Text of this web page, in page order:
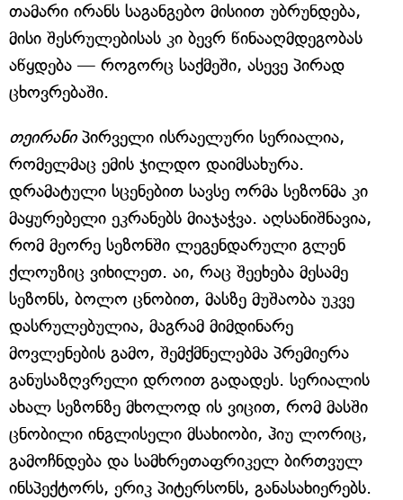
თამარი ირანს საგანგებო მისიით უბრუნდება,
მისი შესრულებისას კი ბევრ წინააღმდეგობას
აწყდება — როგორც საქმეში, ასევე პირად
ცხოვრებაში.
თეირანიპირველი ისრაელური სერიალია,
რომელმაც ემის ჯილდო დაიმსახურა.
დრამატული სცენებით სავსე ორმა სეზონმა კი
მაყურებელი ეკრანებს მიაჯაჭვა. აღსანიშნავია,
რომ მეორე სეზონში ლეგენდარული გლენ
ქლოუზიც ვიხილეთ. აი, რაც შეეხება მესამე
სეზონს, ბოლო ცნობით, მასზე მუშაობა უკვე
დასრულებულია, მაგრამ მიმდინარე
მოვლენების გამო, შემქმნელებმა პრემიერა
განუსაზღვრელი დროით გადადეს. სერიალის
ახალ სეზონზე მხოლოდ ის ვიცით, რომ მასში
ცნობილი ინგლისელი მსახიობი, ჰიუ ლორიც,
გამოჩნდება და სამხრეთაფრიკელ ბირთვულ
ინსპექტორს, ერიკ პიტერსონს, განასახიერებს.